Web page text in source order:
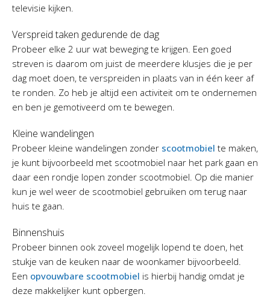
televisie kijken.
Verspreid taken gedurende de dag
Probeer elke 2 uur wat beweging te krijgen. Een goed
streven is daarom om juist de meerdere klusjes die je per
dag moet doen, te verspreiden in plaats van in één keer af
te ronden. Zo heb je altijd een activiteit om te ondernemen
en ben je gemotiveerd om te bewegen.
Kleine wandelingen
Probeer kleine wandelingen zonder scootmobiel te maken,
je kunt bijvoorbeeld met scootmobiel naar het park gaan en
daar een rondje lopen zonder scootmobiel. Op die manier
kun je wel weer de scootmobiel gebruiken om terug naar
huis te gaan.
Binnenshuis
Probeer binnen ook zoveel mogelijk lopend te doen, het
stukje van de keuken naar de woonkamer bijvoorbeeld.
Een opvouwbare scootmobiel is hierbij handig omdat je
deze makkelijker kunt opbergen.